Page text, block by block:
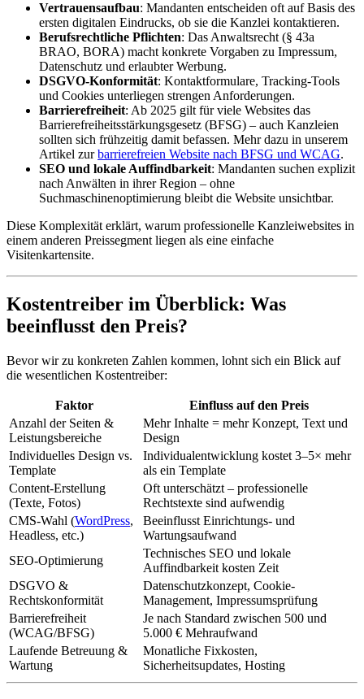
Vertrauensaufbau: Mandanten entscheiden oft auf Basis des
ersten digitalen Eindrucks, ob sie die Kanzlei kontaktieren.
Berufsrechtliche Pflichten: Das Anwaltsrecht (§ 43a
BRAO, BORA) macht konkrete Vorgaben zu Impressum,
Datenschutz und erlaubter Werbung.
DSGVO-Konformität: Kontaktformulare, Tracking-Tools
und Cookies unterliegen strengen Anforderungen.
Barrierefreiheit: Ab 2025 gilt für viele Websites das
Barrierefreiheitsstärkungsgesetz (BFSG) – auch Kanzleien
sollten sich frühzeitig damit befassen. Mehr dazu in unserem
Artikel zurbarrierefreien Website nach BFSG und WCAG.
SEO und lokale Auffindbarkeit: Mandanten suchen explizit
nach Anwälten in ihrer Region – ohne
Suchmaschinenoptimierung bleibt die Website unsichtbar.
Diese Komplexität erklärt, warum professionelle Kanzleiwebsites in
einem anderen Preissegment liegen als eine einfache
Visitenkartensite.
Kostentreiber im Überblick: Was
beeinflusst den Preis?
Bevor wir zu konkreten Zahlen kommen, lohnt sich ein Blick auf
die wesentlichen Kostentreiber:
Faktor
Einfluss auf den Preis
Anzahl der Seiten &
Leistungsbereiche
Mehr Inhalte = mehr Konzept, Text und
Design
Individuelles Design vs.
Template
Individualentwicklung kostet 3–5× mehr
als ein Template
Content-Erstellung
(Texte, Fotos)
Oft unterschätzt – professionelle
Rechtstexte sind aufwendig
CMS-Wahl (WordPress,
Headless, etc.)
Beeinflusst Einrichtungs- und
Wartungsaufwand
SEO-Optimierung
Technisches SEO und lokale
Auffindbarkeit kosten Zeit
DSGVO &
Rechtskonformität
Datenschutzkonzept, Cookie-
Management, Impressumsprüfung
Barrierefreiheit
(WCAG/BFSG)
Je nach Standard zwischen 500 und
5.000 € Mehraufwand
Laufende Betreuung &
Wartung
Monatliche Fixkosten,
Sicherheitsupdates, Hosting